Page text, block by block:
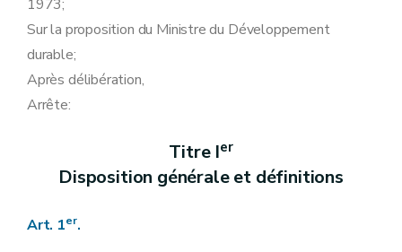
Sous-section 1
Composition du dossier de demande
Art. 67
Formation par des centres agréés
Dispositions générales
Art. 70
1973;
Sur la proposition du Ministre du Développement
durable;
Après délibération,
Arrête:
Titre Ier
Disposition générale et définitions
Art. 1er.